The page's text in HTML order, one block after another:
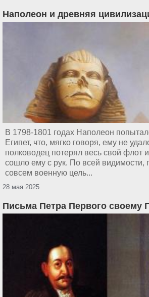
Наполеон и древняя
В 1798-1801 годах Наполеон
Египет, что, мягко говоря, ему не
полководец потерял весь свой флот
сошло ему с рук. По всей видимости,
совсем военную цель...
28 мая 2025
Письма Петра Первого своему